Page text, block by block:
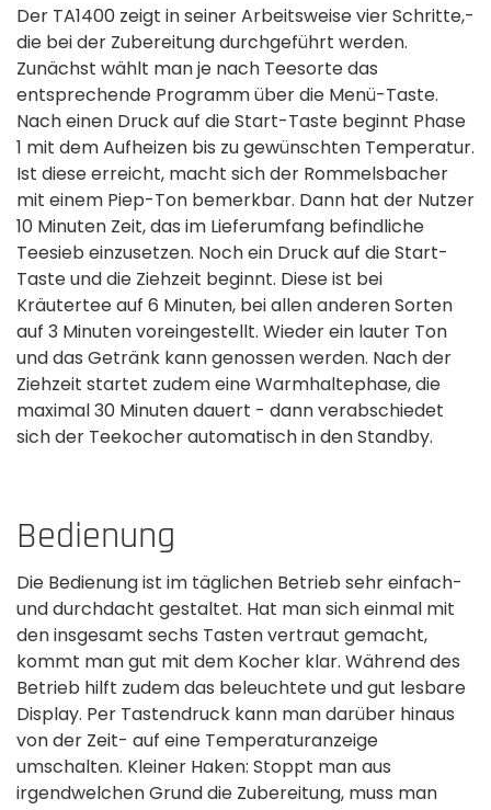
Der TA1400 zeigt in seiner Arbeitsweise vier Schritte,­
die bei der Zubereitung durchgeführt werden.
Zunächst wählt man je nach Teesorte das
entsprechende­ Programm über die Menü-Taste.
Nach einen Druck auf die Start-Taste beginnt Phase
1 mit dem Aufheizen bis zu gewünschten Temperatur.
Ist diese erreicht, macht sich der Rommelsbacher
mit einem Piep-Ton bemerkbar.­ Dann hat der Nutzer
10 Minuten Zeit, das im Lieferumfang befindliche
Teesieb einzusetzen. Noch ein Druck auf die Start-
Taste und die Ziehzeit beginnt. Diese ist bei
Kräutertee auf 6 Minuten, bei allen anderen Sorten
auf 3 Minuten voreingestellt. Wieder ein lauter Ton
und das Getränk kann genossen werden. Nach der
Ziehzeit startet zudem eine Warmhaltephase, die
maximal 30 Minuten dauert - dann verabschiedet
sich der Teekocher automatisch in den Standby.
Bedienung
Die Bedienung ist im täglichen Betrieb sehr einfach­
und durchdacht gestaltet. Hat man sich einmal mit
den insgesamt sechs Tasten vertraut gemacht,
kommt man gut mit dem Kocher klar. Während des
Betrieb hilft zudem das beleuchtete und gut lesbare
Display. Per Tastendruck kann man darüber hinaus
von der Zeit- auf eine Temperaturanzeige
umschalten. Kleiner Haken: Stoppt man aus
irgendwelchen Grund die Zubereitung, muss man